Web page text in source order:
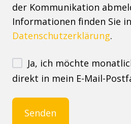
der Kommunikation
Informationen finden Sie
Datenschutzerklärung.
Ja, ich möchte
direkt in mein E-Mail-